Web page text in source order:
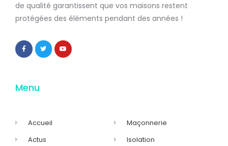
de qualité garantissent que vos maisons restent
protégées des éléments pendant des années !
Menu
Accueil
Actus
Maçonnerie
Isolation